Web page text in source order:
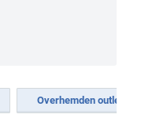
Overhemden outlet